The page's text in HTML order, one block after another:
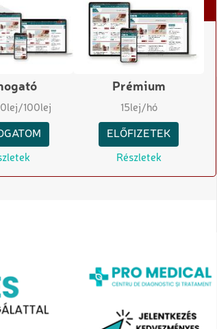
lej/100lej
Prémium
15lej/hó
ELŐFIZETEK
Részletek